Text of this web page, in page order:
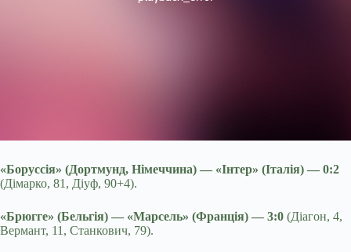
«Боруссія» (Дортмунд, Німеччина) — «Інтер» (Італія) — 0:2
(Дімарко, 81, Діуф, 90+4).
«Брюгге» (Бельгія) — «Марсель» (Франція) — 3:0 (Діагон, 4,
Вермант, 11, Станкович, 79).